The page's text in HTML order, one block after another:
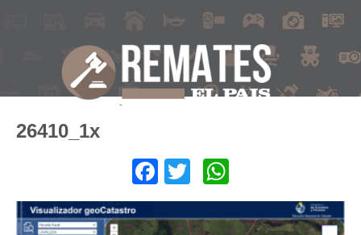
26410_1x
Facebook
Twitter